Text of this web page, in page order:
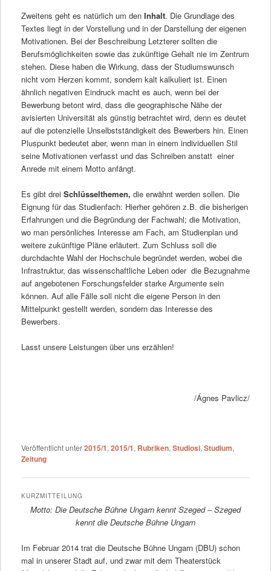
Zweitens geht es natürlich um den Inhalt. Die Grundlage des
Textes liegt in der Vorstellung und in der Darstellung der eigenen
Motivationen. Bei der Beschreibung Letzterer sollten die
Berufsmöglichkeiten sowie das zukünftige Gehalt nie im Zentrum
stehen. Diese haben die Wirkung, dass der Studiumswunsch
nicht vom Herzen kommt, sondern kalt kalkuliert ist. Einen
ähnlich negativen Eindruck macht es auch, wenn bei der
Bewerbung betont wird, dass die geographische Nähe der
avisierten Universität als günstig betrachtet wird, denn es deutet
auf die potenzielle Unselbstständigkeit des Bewerbers hin. Einen
Pluspunkt bedeutet aber, wenn man in einem individuellen Stil
seine Motivationen verfasst und das Schreiben anstatt einer
Anrede mit einem Motto anfängt.
Es gibt drei Schlüsselthemen, die erwähnt werden sollen. Die
Eignung für das Studienfach: Hierher gehören z.B. die bisherigen
Erfahrungen und die Begründung der Fachwahl; die Motivation,
wo man persönliches Interesse am Fach, am Studienplan und
weitere zukünftige Pläne erläutert. Zum Schluss soll die
durchdachte Wahl der Hochschule begründet werden, wobei die
Infrastruktur, das wissenschaftliche Leben oder die Bezugnahme
auf angebotenen Forschungsfelder starke Argumente sein
können. Auf alle Fälle soll nicht die eigene Person in den
Mittelpunkt gestellt werden, sondern das Interesse des
Bewerbers.
Lasst unsere Leistungen über uns erzählen!
/Ágnes Pavlicz/
Veröffentlicht unter2015/1,2015/1, Rubriken,Studiosi,Studium,
Zeitung
KURZMITTEILUNG
Motto: Die Deutsche Bühne Ungarn kennt Szeged – Szeged
kennt die Deutsche Bühne Ungarn
Im Februar 2014 trat die Deutsche Bühne Ungarn (DBU) schon
mal in unserer Stadt auf, und zwar mit dem Theaterstück